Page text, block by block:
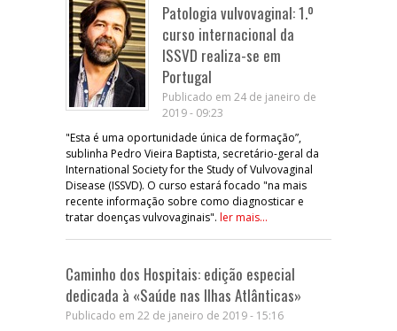
Patologia vulvovaginal: 1.º
curso internacional da
ISSVD realiza-se em
Portugal
Publicado em 24 de janeiro de
2019 - 09:23
"Esta é uma oportunidade única de formação”,
sublinha Pedro Vieira Baptista, secretário-geral da
International Society for the Study of Vulvovaginal
Disease (ISSVD). O curso estará focado "na mais
recente informação sobre como diagnosticar e
tratar doenças vulvovaginais". ler mais...
Caminho dos Hospitais: edição especial
dedicada à «Saúde nas Ilhas Atlânticas»
Publicado em 22 de janeiro de 2019 - 15:16